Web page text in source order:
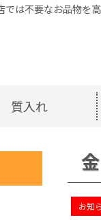
は不要なお品物を
質入れ
お知